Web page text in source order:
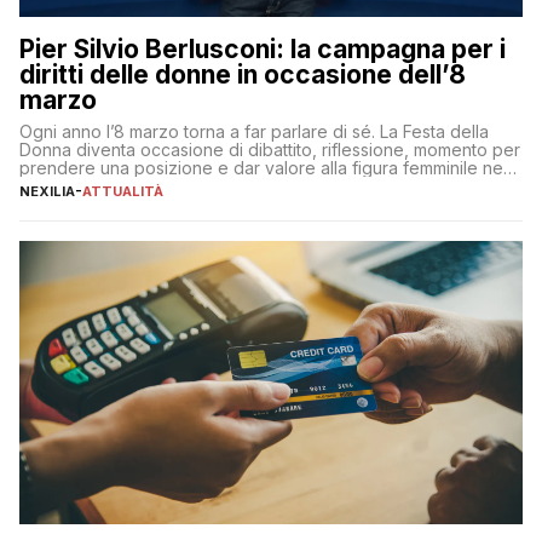
Pier Silvio Berlusconi: la campagna per i
diritti delle donne in occasione dell’8
marzo
Ogni anno l’8 marzo torna a far parlare di sé. La Festa della
Donna diventa occasione di dibattito, riflessione, momento per
prendere una posizione e dar valore alla figura femminile nella
sua complessità e crucialità. A lanciare un messaggio “forte e
NEXILIA-ATTUALITÀ